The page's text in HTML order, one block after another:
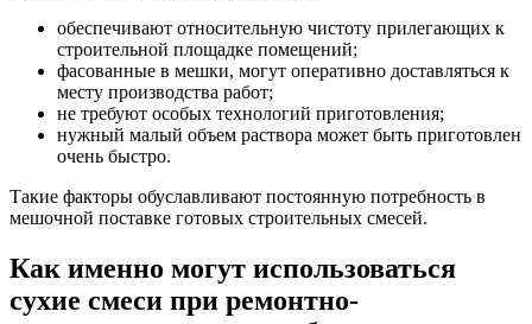
обеспечивают относительную чистоту прилегающих к
строительной площадке помещений;
фасованные в мешки, могут оперативно доставляться к
месту производства работ;
не требуют особых технологий приготовления;
нужный малый объем раствора может быть приготовлен
очень быстро.
Такие факторы обуславливают постоянную потребность в
мешочной поставке готовых строительных смесей.
Как именно могут использоваться
сухие смеси при ремонтно-